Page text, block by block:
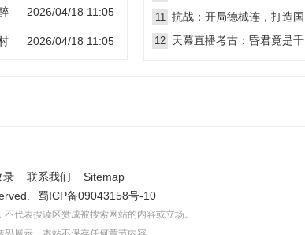
2026/04/18 11:05
2026/04/18 11:05
11 抗战：开局德械连，打造国
之劲旅
12 天幕直播考古：昏君竟是千
录 联系我们
Sitemap
蜀ICP备09043158号-10
代表搜读区赞成被搜索网站的内容或立场。